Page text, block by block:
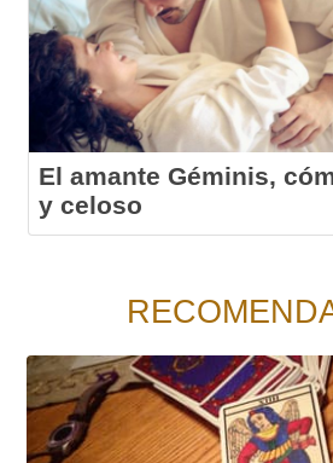
El amante Géminis,
y celoso